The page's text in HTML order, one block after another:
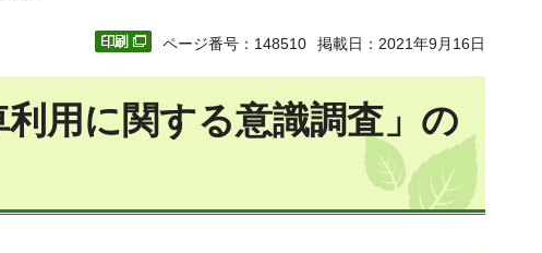
ページ番号：148510 掲載日：2021年9月16日
用に関する意識調査」の